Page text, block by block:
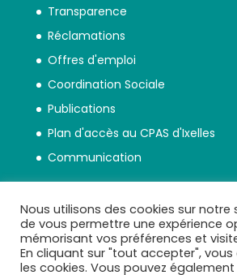
Transparence
Réclamations
Offres d'emploi
Coordination Sociale
Publications
Plan d'accès au CPAS d'Ixelles
Communication
Politique de protection des
Nous utilisons des cookies sur notre
de vous permettre une expérience
mémorisant vos préférences et
En cliquant sur "tout accepter",
les cookies. Vous pouvez